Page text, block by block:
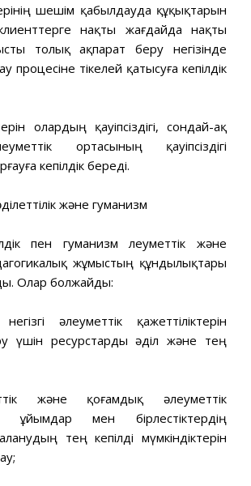
шешім қабылдауда құқықтарын
нақты жағдайда нақты
толық ақпарат беру негізінде
процесіне тікелей қатысуға кепілдік
олардың қауіпсіздігі, сондай-ақ
ортасының қауіпсіздігі
кепілдік береді.
және гуманизм
пен гуманизм Әлеуметтік және
жұмыстың құндылықтары
Олар болжайды:
әлеуметтік қажеттіліктерін
үшін ресурстарды әділ және тең
және қоғамдық әлеуметтік
ұйымдар мен бірлестіктердің
тең кепілді мүмкіндіктерін